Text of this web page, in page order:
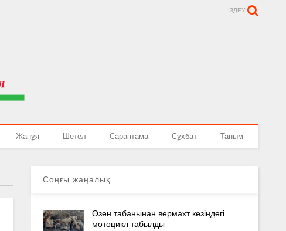
ІЗДЕУ
Жанұя Шетел Сараптама Сұхбат Таным
Соңғы жаңалық
Өзен табанынан вермахт кезіндегі
мотоцикл табылды